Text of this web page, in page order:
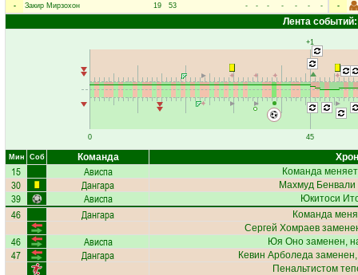
-
Закир Мирзохон 19 53 - - - - - - -
-
Лента событий:
0
+1
45
Мин Соб Команда
15 Ависпа Команда
30 Дангара Махмуд Бенвали
39 Ависпа Юкитоси
46 Дангара
Команда
Сергей Хомраев
46 Ависпа Юя Оно заменен,
47 Дангара Кевин Арболеда
Пенальтистом